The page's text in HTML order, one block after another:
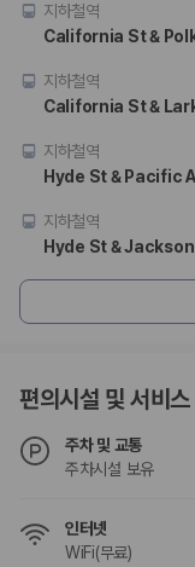
가족 여행, 짐이 많
량 연식을 함께 비교
단체 여행이나 4인
험 조건을 함께 확인
제주렌트카 보험
니다
동일한 차량이라도 보험
건을 함께 확인할 수 있도
슈퍼자차:더 높은
2000만 고객이
격비교 플랫폼입니다.
지하철역
California St &
지하철역
California St &
지하철역
Hyde St & Pacific
지하철역
Hyde St & Jackson
편의시설 및 서비스
주차 및 교통
주차시설 보유
인터넷
WiFi(무료)